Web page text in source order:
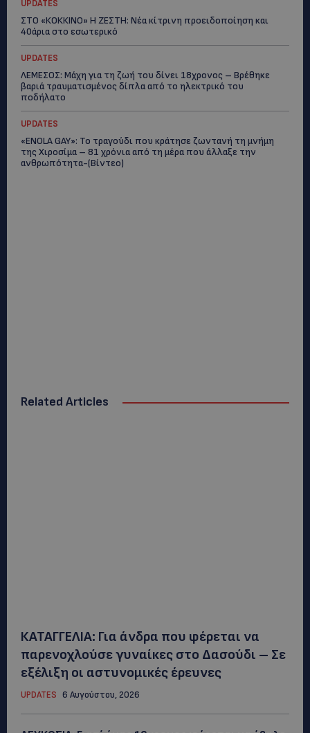
UPDATES
ΣΤΟ «ΚΟΚΚΙΝΟ» Η ΖΕΣΤΗ: Νέα κίτρινη προειδοποίηση και
40άρια στο εσωτερικό
UPDATES
ΛΕΜΕΣΟΣ: Μάχη για τη ζωή του δίνει 18χρονος – Βρέθηκε
βαριά τραυματισμένος δίπλα από το ηλεκτρικό του
ποδήλατο
UPDATES
«ENOLA GAY»: Το τραγούδι που κράτησε ζωντανή τη μνήμη
της Χιροσίμα – 81 χρόνια από τη μέρα που άλλαξε την
ανθρωπότητα-(Bίντεο)
Related Articles
ΚΑΤΑΓΓΕΛΙΑ: Για άνδρα που φέρεται να
παρενοχλούσε γυναίκες στο Δασούδι – Σε
εξέλιξη οι αστυνομικές έρευνες
UPDATES 6 Αυγούστου, 2026